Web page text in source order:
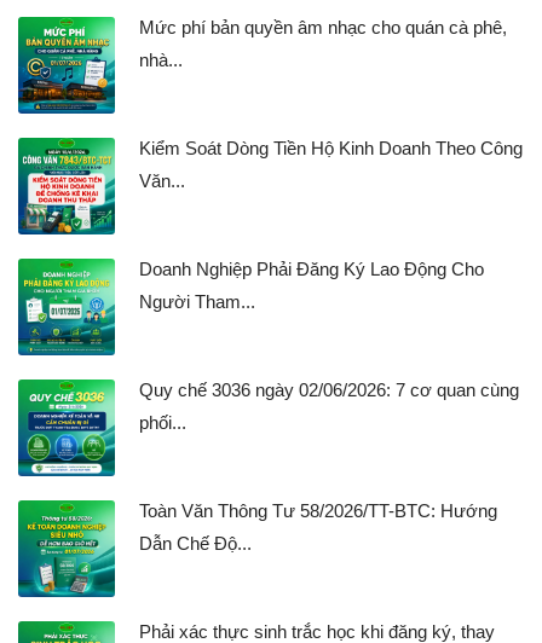
Mức phí bản quyền âm nhạc cho quán cà phê,
nhà...
Kiểm Soát Dòng Tiền Hộ Kinh Doanh Theo Công
Văn...
Doanh Nghiệp Phải Đăng Ký Lao Động Cho
Người Tham...
Quy chế 3036 ngày 02/06/2026: 7 cơ quan cùng
phối...
Toàn Văn Thông Tư 58/2026/TT-BTC: Hướng
Dẫn Chế Độ...
Phải xác thực sinh trắc học khi đăng ký, thay